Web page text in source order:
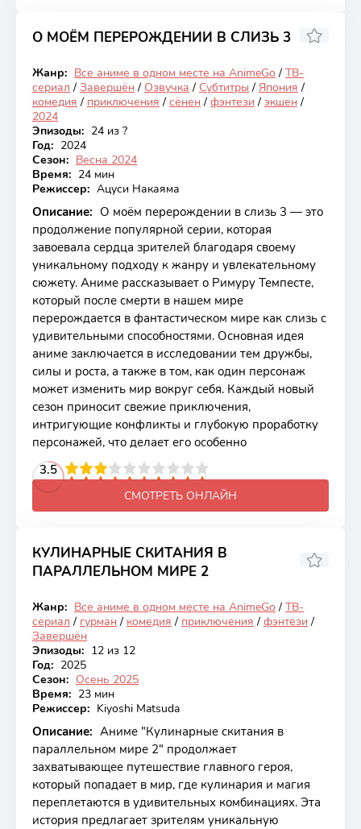
О МОЁМ ПЕРЕРОЖДЕНИИ В СЛИЗЬ 3
Закончен
7.68
Жанр: Все аниме в одном месте на AnimeGo / ТВ-
сериал / Завершён / Озвучка / Субтитры / Япония /
комедия / приключения / сёнен / фэнтези / экшен /
2024
Эпизоды: 24 из ?
Год: 2024
Сезон: Весна 2024
Время: 24 мин
Режиссер: Ацуси Накаяма
Описание: О моём перерождении в слизь 3 — это
продолжение популярной серии, которая
завоевала сердца зрителей благодаря своему
уникальному подходу к жанру и увлекательному
сюжету. Аниме рассказывает о Римуру Темпесте,
который после смерти в нашем мире
перерождается в фантастическом мире как слизь с
удивительными способностями. Основная идея
аниме заключается в исследовании тем дружбы,
силы и роста, а также в том, как один персонаж
может изменить мир вокруг себя. Каждый новый
сезон приносит свежие приключения,
интригующие конфликты и глубокую проработку
персонажей, что делает его особенно
3.5
4 5 6 7 8 9 10
СМОТРЕТЬ ОНЛАЙН
КУЛИНАРНЫЕ СКИТАНИЯ В
ПАРАЛЛЕЛЬНОМ МИРЕ 2
Закончен
7.72
Жанр: Все аниме в одном месте на AnimeGo / ТВ-
сериал / гурман / комедия / приключения / фэнтези /
Завершён
Эпизоды: 12 из 12
Год: 2025
Сезон: Осень 2025
Время: 23 мин
Режиссер: Kiyoshi Matsuda
Описание: Аниме "Кулинарные скитания в
параллельном мире 2" продолжает
захватывающее путешествие главного героя,
который попадает в мир, где кулинария и магия
переплетаются в удивительных комбинациях. Эта
история предлагает зрителям уникальную